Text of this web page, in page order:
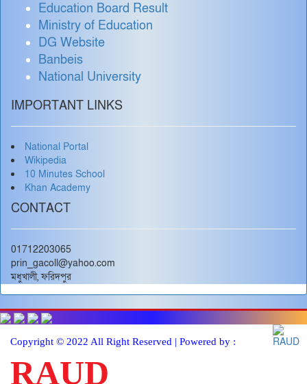
Education Board Result
Ministry of Education
DG Website
Banbeis
National University
IMPORTANT LINKS
National Portal
Wikipedia
10 Minutes School
Khan Academy
CONTACT
01712203065
prin_gacoll@yahoo.com
মধুখালী, ফরিদপুর
Copyright © 2022 All Right Reserved | Powered by :
RAUD